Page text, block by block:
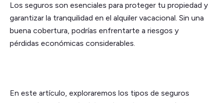
Los seguros son esenciales para proteger tu propiedad y
garantizar la tranquilidad en el alquiler vacacional. Sin una
buena cobertura, podrías enfrentarte a riesgos y
pérdidas económicas considerables.
En este artículo, exploraremos los tipos de seguros